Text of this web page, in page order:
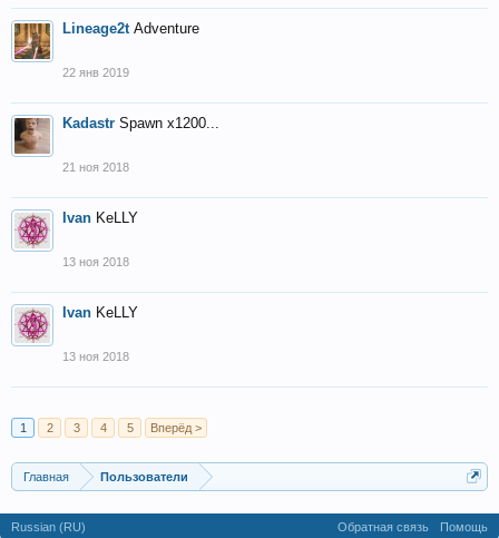
Lineage2t Adventure
22 янв 2019
Kadastr Spawn x1200...
21 ноя 2018
Ivan KeLLY
13 ноя 2018
Ivan KeLLY
13 ноя 2018
1 2 3 4 5 Вперёд >
Главная Пользователи
Russian (RU) Обратная связь Помощь